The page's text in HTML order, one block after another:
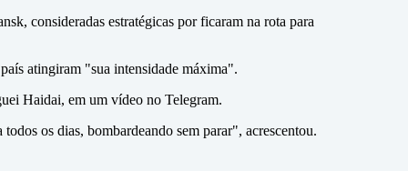
consideradas estratégicas por ficaram na rota para
atingiram "sua intensidade máxima".
Haidai, em um vídeo no Telegram.
os dias, bombardeando sem parar", acrescentou.